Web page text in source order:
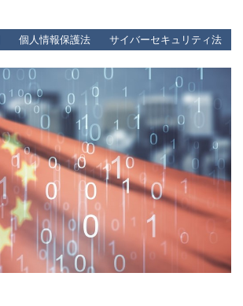
個人情報保護法 サイバーセキュリティ法